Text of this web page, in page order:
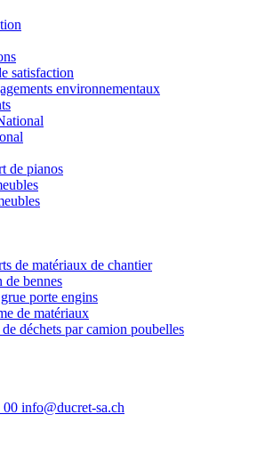
satisfaction
environnementaux
de pianos
de matériaux de chantier
de bennes
porte engins
de matériaux
déchets par camion poubelles
00 info@ducret-sa.ch